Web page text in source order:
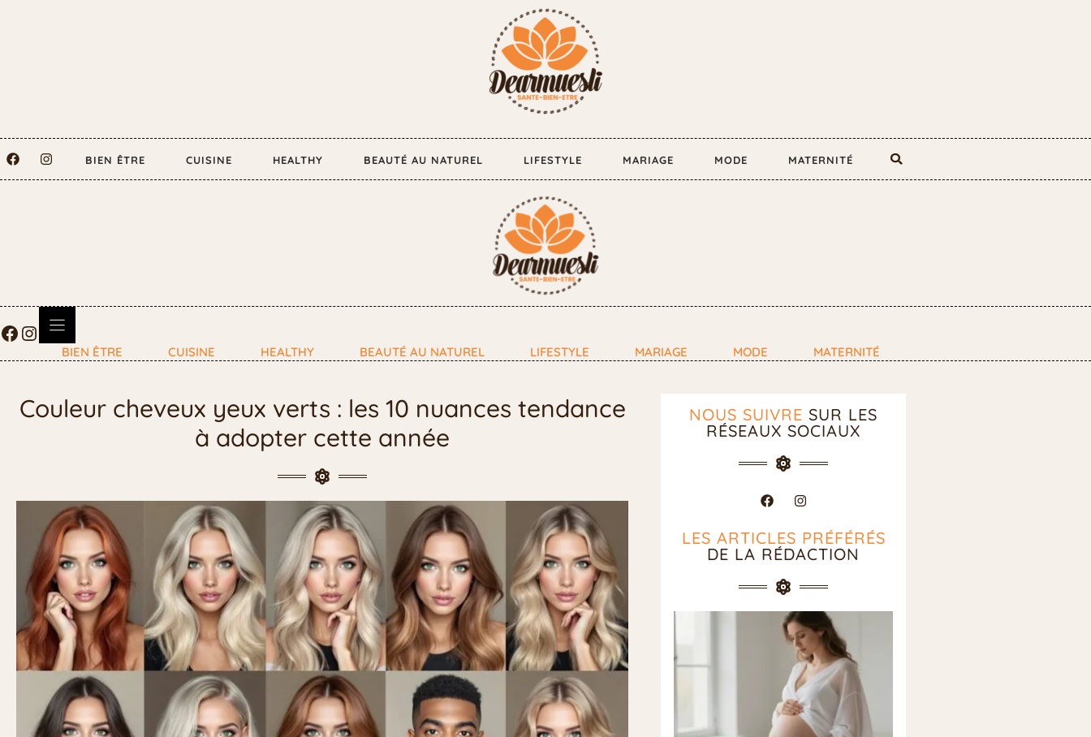
BIEN ÊTRE CUISINE HEALTHY BEAUTÉ AU NATUREL LIFESTYLE MARIAGE MODE MATERNITÉ
BIEN ÊTRE CUISINE HEALTHY BEAUTÉ AU NATUREL LIFESTYLE MARIAGE MODE MATERNITÉ
Couleur cheveux yeux verts : les 10 nuances tendance
à adopter cette année
NOUS SUIVRE SUR LES
RÉSEAUX SOCIAUX
LES ARTICLES PRÉFÉRÉS
DE LA RÉDACTION